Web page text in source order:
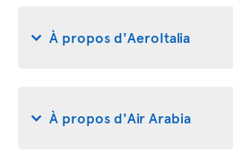
À propos d'AeroItalia
À propos d'Air Arabia